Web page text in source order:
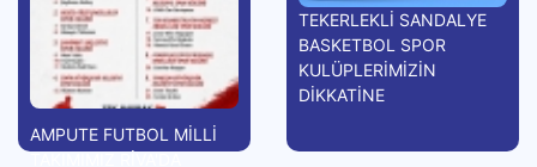
AMPUTE FUTBOL MİLLİ
TEKERLEKLİ SANDALYE
BASKETBOL SPOR
KULÜPLERİMİZİN
DİKKATİNE